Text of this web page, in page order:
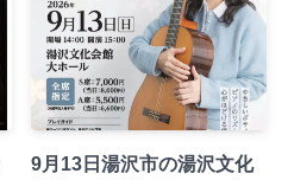
9月13日湯沢市の湯沢文化